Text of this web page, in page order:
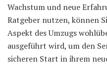
Wachstum und neue
Ratgeber nutzen, können
Aspekt des Umzugs
ausgeführt wird, um den
sicheren Start in ihrem